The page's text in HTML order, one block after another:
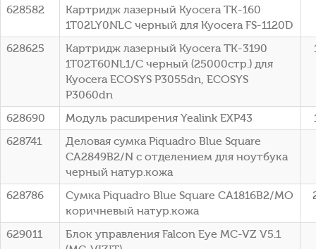
628582
Картридж лазерный Kyocera TK-160
1T02LY0NLC черный для Kyocera FS-1120D
628625
Картридж лазерный Kyocera TK-3190
1T02T60NL1/C черный (25000стр.) для
Kyocera ECOSYS P3055dn, ECOSYS
P3060dn
628690 Модуль расширения Yealink EXP43
628741
Деловая сумка Piquadro Blue Square
CA2849B2/N с отделением для ноутбука
черный натур.кожа
628786
Сумка Piquadro Blue Square CA1816B2/MO
коричневый натур.кожа
629011
Блок управления Falcon Eye MC-VZ V5.1